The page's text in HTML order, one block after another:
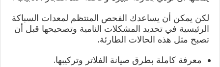
لكن يمكن أن يساعدك الفحص المنتظم لمعدات السباكة
الرئيسية في تحديد المشكلات النامية وتصحيحها قبل أن
تصبح مثل هذه الحالات الطارئة.
معرفة كاملة بطرق صيانة الفلاتر وتركيبها.